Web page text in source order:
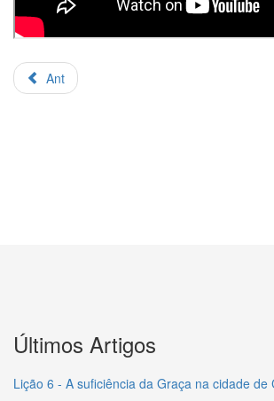
Ant
Últimos Artigos
Lição 6 - A suficiência da Graça na cidade de